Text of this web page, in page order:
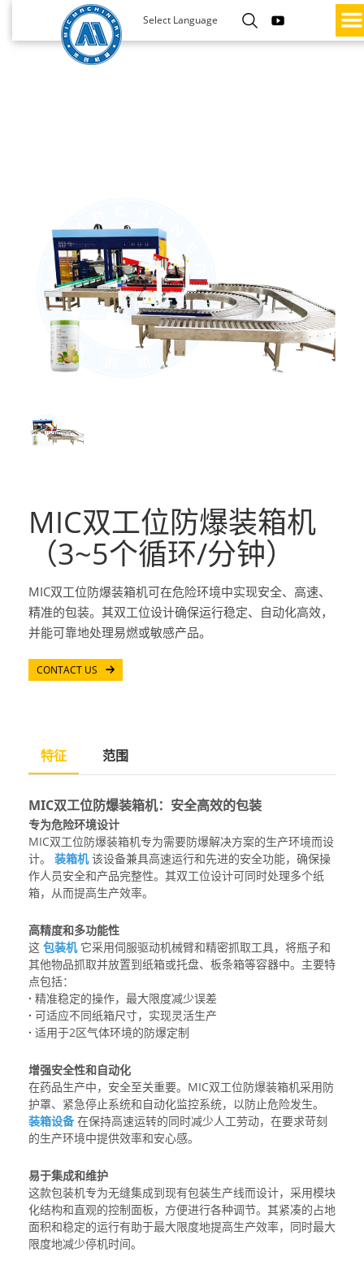
Select Language
MIC双工位防爆装箱机
（3~5个循环/分钟）
MIC双工位防爆装箱机可在危险环境中实现安全、高速、
精准的包装。其双工位设计确保运行稳定、自动化高效，
并能可靠地处理易燃或敏感产品。
CONTACT US
特征 范围
MIC双工位防爆装箱机：安全高效的包装
专为危险环境设计
MIC双工位防爆装箱机专为需要防爆解决方案的生产环境而设
计。 装箱机该设备兼具高速运行和先进的安全功能，确保操
作人员安全和产品完整性。其双工位设计可同时处理多个纸
箱，从而提高生产效率。
高精度和多功能性
这 包装机它采用伺服驱动机械臂和精密抓取工具，将瓶子和
其他物品抓取并放置到纸箱或托盘、板条箱等容器中。主要特
点包括：
· 精准稳定的操作，最大限度减少误差
· 可适应不同纸箱尺寸，实现灵活生产
· 适用于2区气体环境的防爆定制
增强安全性和自动化
在药品生产中，安全至关重要。MIC双工位防爆装箱机采用防
护罩、紧急停止系统和自动化监控系统，以防止危险发生。
装箱设备在保持高速运转的同时减少人工劳动，在要求苛刻
的生产环境中提供效率和安心感。
易于集成和维护
这款包装机专为无缝集成到现有包装生产线而设计，采用模块
化结构和直观的控制面板，方便进行各种调节。其紧凑的占地
面积和稳定的运行有助于最大限度地提高生产效率，同时最大
限度地减少停机时间。